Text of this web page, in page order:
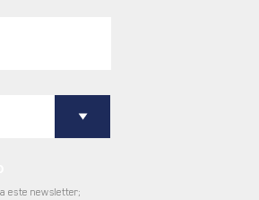
este newsletter;